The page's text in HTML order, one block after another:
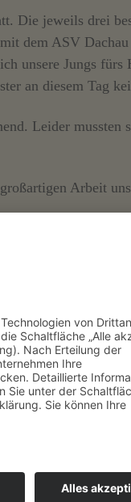
jeweils drei
dem ASV
unsere Jungs
an diesem Tag
Leider
Arbeit
wir wieder an!